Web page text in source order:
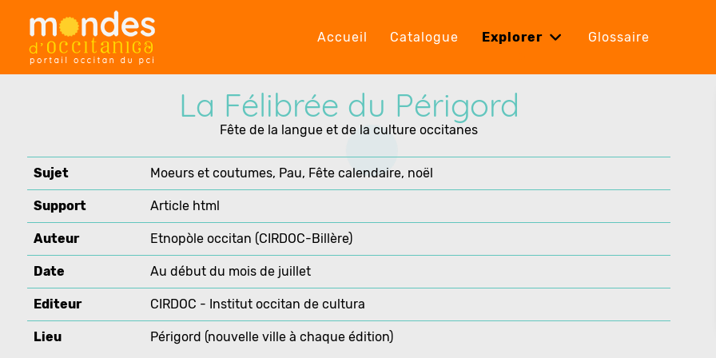
Accueil Catalogue Explorer Glossaire
La Félibrée du Périgord
Fête de la langue et de la culture occitanes
Sujet Moeurs et coutumes, Pau, Fête calendaire, noël
Support Article html
Auteur Etnopòle occitan (CIRDOC-Billère)
Date Au début du mois de juillet
Editeur CIRDOC - Institut occitan de cultura
Lieu Périgord (nouvelle ville à chaque édition)